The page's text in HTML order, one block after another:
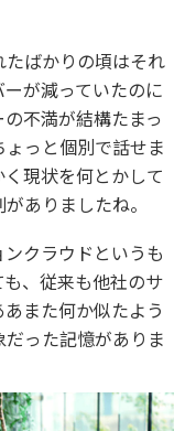
ばかりの頃はそれ
が減っていたのに
不満が結構たまっ
っと個別で話せま
現状を何とかして
ありましたね。
クラウドというも
、従来も他社のサ
また何か似たよう
った記憶がありま